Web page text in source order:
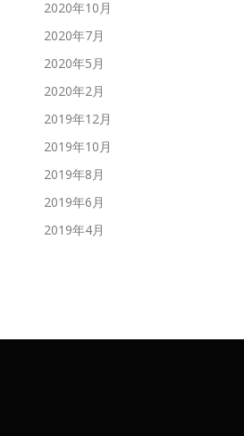
2020年10月
2020年7月
2020年5月
2020年2月
2019年12月
2019年10月
2019年8月
2019年6月
2019年4月